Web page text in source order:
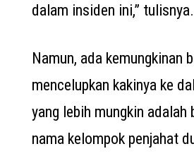
dalam insiden ini,” tulisnya.
Namun, ada kemungkinan
mencelupkan kakinya ke
yang lebih mungkin adalah
nama kelompok penjahat